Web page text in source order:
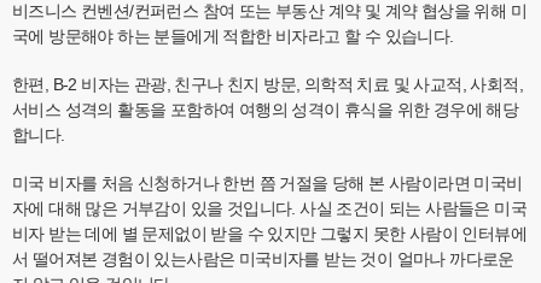
비즈니스 컨벤션/컨퍼런스 참여 또는 부동산 계약 및 계약 협상을 위해 미
국에 방문해야 하는 분들에게 적합한 비자라고 할 수 있습니다.
한편, B-2 비자는 관광, 친구나 친지 방문, 의학적 치료 및 사교적, 사회적,
서비스 성격의 활동을 포함하여 여행의 성격이 휴식을 위한 경우에 해당
합니다.
미국 비자를 처음 신청하거나 한번 쯤 거절을 당해 본 사람이라면 미국비
자에 대해 많은 거부감이 있을 것입니다. 사실 조건이 되는 사람들은 미국
비자 받는 데에 별 문제없이 받을 수 있지만 그렇지 못한 사람이 인터뷰에
서 떨어져본 경험이 있는사람은 미국비자를 받는 것이 얼마나 까다로운